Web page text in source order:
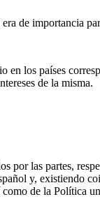
de importancia
en los países
de la misma.
por las partes,
y, existiendo
como de la Política